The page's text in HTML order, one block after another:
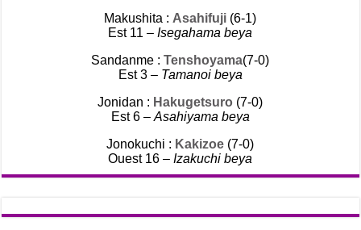
Makushita : Asahifuji (6-1)
Est 11 –Isegahama beya
Sandanme :Tenshoyama(7-0)
Est 3 – Tamanoi beya
Jonidan : Hakugetsuro (7-0)
Est 6 – Asahiyama beya
Jonokuchi : Kakizoe (7-0)
Ouest 16 –Izakuchi beya